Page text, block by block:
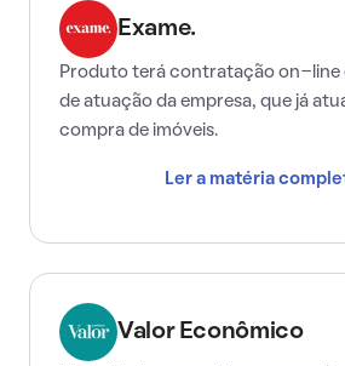
Exame.
Produto terá contratação on-line
de atuação da empresa, que já
compra de imóveis.
Ler a matéria
Valor Econômico